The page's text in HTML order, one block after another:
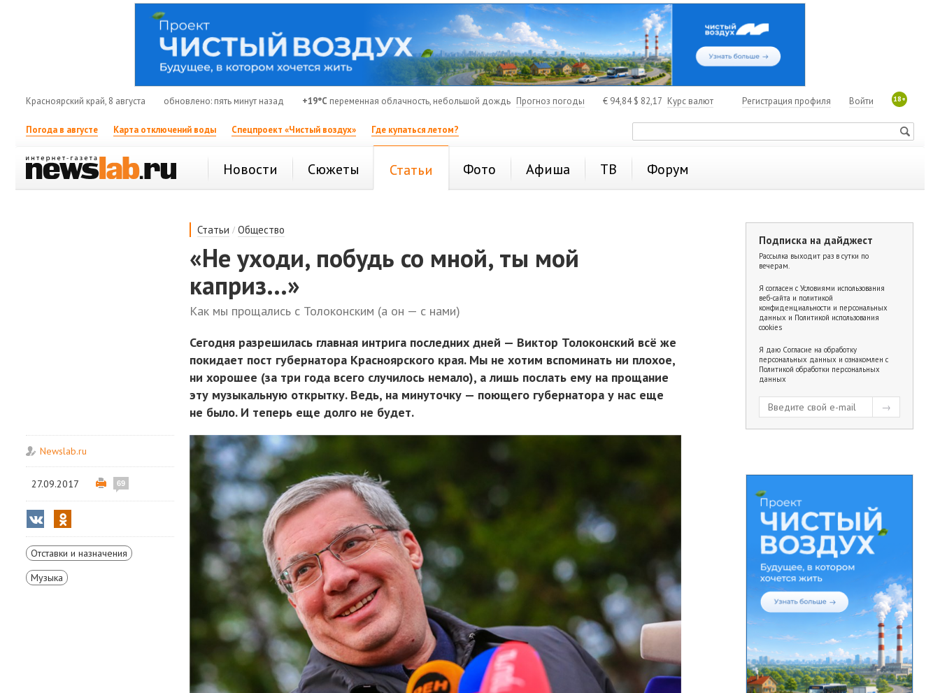
Красноярский край, 8 августа обновлено: пять минут назад +19°C переменная облачность, небольшой дождь Прогноз погоды € 94,84$ 82,17 Курс валют 18+
Войти
Регистрация профиля
Погода в августе Карта отключений воды Спецпроект «Чистый воздух» Где купаться летом?
Новости Сюжеты Статьи Фото Афиша ТВ Форум
Статьи /Общество
«Не уходи, побудь со мной, ты мой
каприз...»
Как мы прощались с Толоконским (а он — с нами)
Сегодня разрешилась главная интрига последних дней — Виктор Толоконский всё же
покидает пост губернатора Красноярского края. Мы не хотим вспоминать ни плохое,
ни хорошее (за три года всего случилось немало), а лишь послать ему на прощание
эту музыкальную открытку. Ведь, на минуточку — поющего губернатора у нас еще
не было. И теперь еще долго не будет.
Newslab.ru
27.09.2017 69
Отставки и назначения
Музыка
Подписка на дайджест
Рассылка выходит раз в сутки по
вечерам.
Я согласен с Условиями использования
веб-сайта и политикой
конфиденциальности и персональных
данных и Политикой использования
cookies
Я даю Согласие на обработку
персональных данных и ознакомлен с
Политикой обработки персональных
данных